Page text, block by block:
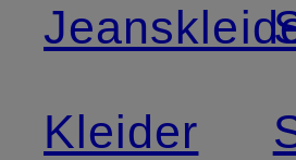
Kleider